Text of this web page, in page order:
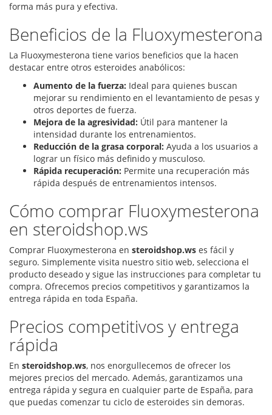
forma más pura y efectiva.
Beneficios de la Fluoxymesterona
La Fluoxymesterona tiene varios beneficios que la hacen
destacar entre otros esteroides anabólicos:
Aumento de la fuerza: Ideal para quienes buscan
mejorar su rendimiento en el levantamiento de pesas y
otros deportes de fuerza.
Mejora de la agresividad: Útil para mantener la
intensidad durante los entrenamientos.
Reducción de la grasa corporal: Ayuda a los usuarios a
lograr un físico más definido y musculoso.
Rápida recuperación: Permite una recuperación más
rápida después de entrenamientos intensos.
Cómo comprar Fluoxymesterona
en steroidshop.ws
Comprar Fluoxymesterona en steroidshop.ws es fácil y
seguro. Simplemente visita nuestro sitio web, selecciona el
producto deseado y sigue las instrucciones para completar tu
compra. Ofrecemos precios competitivos y garantizamos la
entrega rápida en toda España.
Precios competitivos y entrega
rápida
En steroidshop.ws, nos enorgullecemos de ofrecer los
mejores precios del mercado. Además, garantizamos una
entrega rápida y segura en cualquier parte de España, para
que puedas comenzar tu ciclo de esteroides sin demoras.